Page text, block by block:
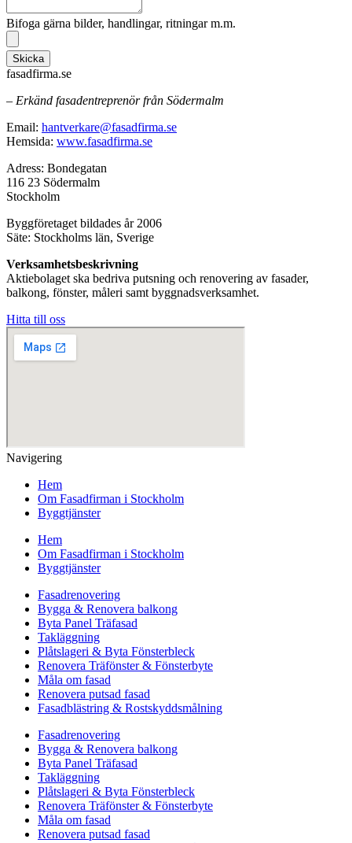
Bifoga gärna bilder, handlingar, ritningar m.m.
Skicka
fasadfirma.se
– Erkänd fasadentreprenör från Södermalm
Email: hantverkare@fasadfirma.se
Hemsida: www.fasadfirma.se
Adress: Bondegatan
116 23 Södermalm
Stockholm
Byggföretaget bildades år 2006
Säte: Stockholms län, Sverige
Verksamhetsbeskrivning
Aktiebolaget ska bedriva putsning och renovering av fasader,
balkong, fönster, måleri samt byggnadsverksamhet.
Hitta till oss
Navigering
Hem
Om Fasadfirman i Stockholm
Byggtjänster
Hem
Om Fasadfirman i Stockholm
Byggtjänster
Fasadrenovering
Bygga & Renovera balkong
Byta Panel Träfasad
Takläggning
Plåtslageri & Byta Fönsterbleck
Renovera Träfönster & Fönsterbyte
Måla om fasad
Renovera putsad fasad
Fasadblästring & Rostskyddsmålning
Fasadrenovering
Bygga & Renovera balkong
Byta Panel Träfasad
Takläggning
Plåtslageri & Byta Fönsterbleck
Renovera Träfönster & Fönsterbyte
Måla om fasad
Renovera putsad fasad